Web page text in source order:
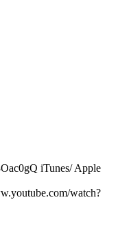
iTunes/ Apple
watch?